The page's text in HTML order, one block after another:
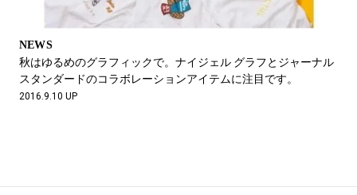
NEWS
秋はゆるめのグラフィックで。ナイジェル グラフとジャーナル
スタンダードのコラボレーションアイテムに注目です。
2016.9.10 UP